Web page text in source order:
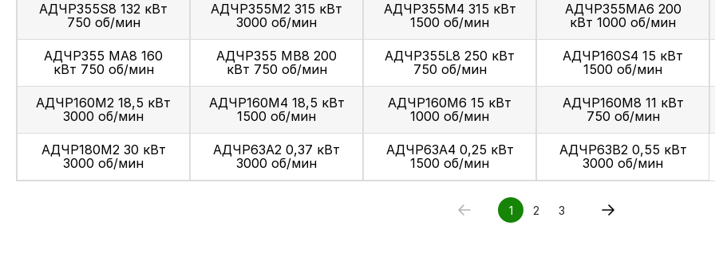
АДЧР355S8 132 кВт
750 об/мин
АДЧР355M2 315 кВт
3000 об/мин
АДЧР355M4 315 кВт
1500 об/мин
АДЧР355MА6 200
кВт 1000 об/мин
АДЧР355 MА8 160
кВт 750 об/мин
АДЧР355 MВ8 200
кВт 750 об/мин
АДЧР355L8 250 кВт
750 об/мин
АДЧР160S4 15 кВт
1500 об/мин
АДЧР160М2 18,5 кВт
3000 об/мин
АДЧР160М4 18,5 кВт
1500 об/мин
АДЧР160М6 15 кВт
1000 об/мин
АДЧР160М8 11 кВт
750 об/мин
АДЧР180М2 30 кВт
3000 об/мин
АДЧР63А2 0,37 кВт
3000 об/мин
АДЧР63А4 0,25 кВт
1500 об/мин
АДЧР63В2 0,55 кВт
3000 об/мин
1 2 3